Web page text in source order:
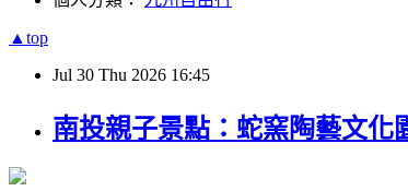
▲top
Jul 30 Thu 2026 16:45
南投親子景點：蛇窯陶藝文化